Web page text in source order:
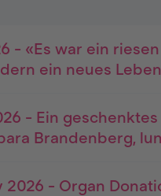
- «Es war ein
ein neues
- Ein
Brandenberg,
2026 - Organ